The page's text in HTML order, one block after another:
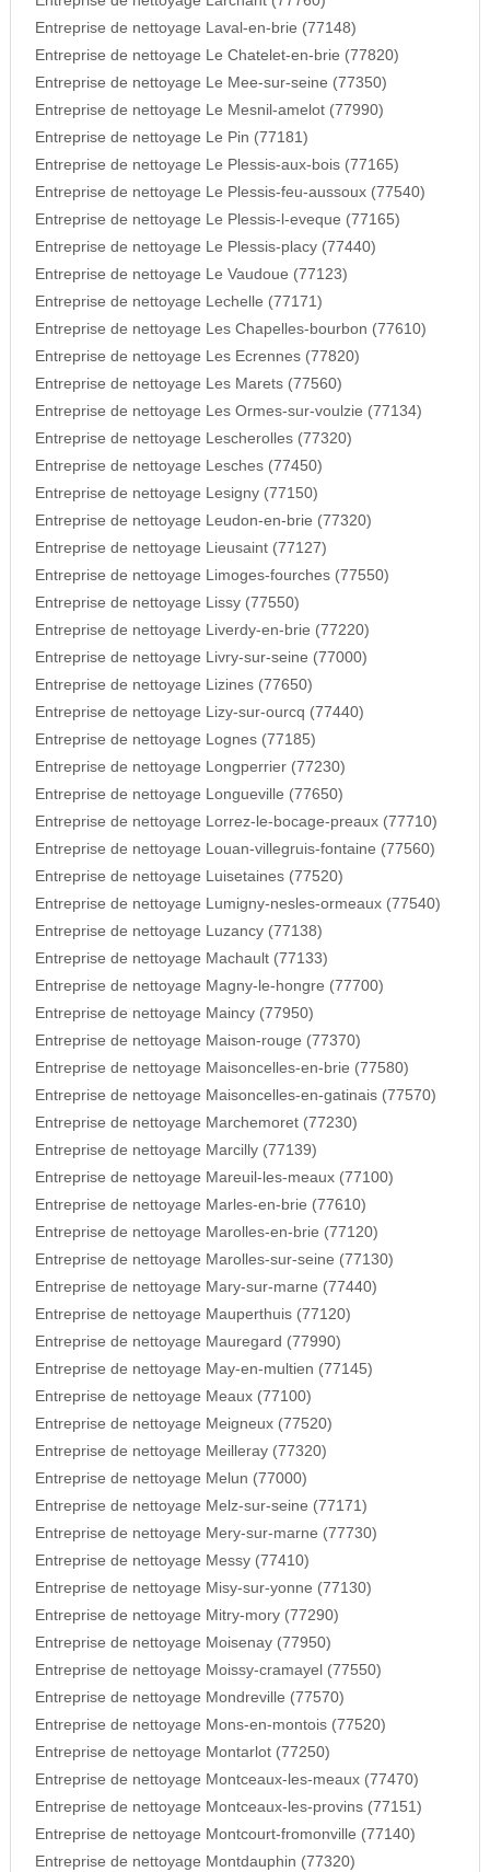
Entreprise de nettoyage Laval-en-brie (77148)
Entreprise de nettoyage Le Chatelet-en-brie (77820)
Entreprise de nettoyage Le Mee-sur-seine (77350)
Entreprise de nettoyage Le Mesnil-amelot (77990)
Entreprise de nettoyage Le Pin (77181)
Entreprise de nettoyage Le Plessis-aux-bois (77165)
Entreprise de nettoyage Le Plessis-feu-aussoux (77540)
Entreprise de nettoyage Le Plessis-l-eveque (77165)
Entreprise de nettoyage Le Plessis-placy (77440)
Entreprise de nettoyage Le Vaudoue (77123)
Entreprise de nettoyage Lechelle (77171)
Entreprise de nettoyage Les Chapelles-bourbon (77610)
Entreprise de nettoyage Les Ecrennes (77820)
Entreprise de nettoyage Les Marets (77560)
Entreprise de nettoyage Les Ormes-sur-voulzie (77134)
Entreprise de nettoyage Lescherolles (77320)
Entreprise de nettoyage Lesches (77450)
Entreprise de nettoyage Lesigny (77150)
Entreprise de nettoyage Leudon-en-brie (77320)
Entreprise de nettoyage Lieusaint (77127)
Entreprise de nettoyage Limoges-fourches (77550)
Entreprise de nettoyage Lissy (77550)
Entreprise de nettoyage Liverdy-en-brie (77220)
Entreprise de nettoyage Livry-sur-seine (77000)
Entreprise de nettoyage Lizines (77650)
Entreprise de nettoyage Lizy-sur-ourcq (77440)
Entreprise de nettoyage Lognes (77185)
Entreprise de nettoyage Longperrier (77230)
Entreprise de nettoyage Longueville (77650)
Entreprise de nettoyage Lorrez-le-bocage-preaux (77710)
Entreprise de nettoyage Louan-villegruis-fontaine (77560)
Entreprise de nettoyage Luisetaines (77520)
Entreprise de nettoyage Lumigny-nesles-ormeaux (77540)
Entreprise de nettoyage Luzancy (77138)
Entreprise de nettoyage Machault (77133)
Entreprise de nettoyage Magny-le-hongre (77700)
Entreprise de nettoyage Maincy (77950)
Entreprise de nettoyage Maison-rouge (77370)
Entreprise de nettoyage Maisoncelles-en-brie (77580)
Entreprise de nettoyage Maisoncelles-en-gatinais (77570)
Entreprise de nettoyage Marchemoret (77230)
Entreprise de nettoyage Marcilly (77139)
Entreprise de nettoyage Mareuil-les-meaux (77100)
Entreprise de nettoyage Marles-en-brie (77610)
Entreprise de nettoyage Marolles-en-brie (77120)
Entreprise de nettoyage Marolles-sur-seine (77130)
Entreprise de nettoyage Mary-sur-marne (77440)
Entreprise de nettoyage Mauperthuis (77120)
Entreprise de nettoyage Mauregard (77990)
Entreprise de nettoyage May-en-multien (77145)
Entreprise de nettoyage Meaux (77100)
Entreprise de nettoyage Meigneux (77520)
Entreprise de nettoyage Meilleray (77320)
Entreprise de nettoyage Melun (77000)
Entreprise de nettoyage Melz-sur-seine (77171)
Entreprise de nettoyage Mery-sur-marne (77730)
Entreprise de nettoyage Messy (77410)
Entreprise de nettoyage Misy-sur-yonne (77130)
Entreprise de nettoyage Mitry-mory (77290)
Entreprise de nettoyage Moisenay (77950)
Entreprise de nettoyage Moissy-cramayel (77550)
Entreprise de nettoyage Mondreville (77570)
Entreprise de nettoyage Mons-en-montois (77520)
Entreprise de nettoyage Montarlot (77250)
Entreprise de nettoyage Montceaux-les-meaux (77470)
Entreprise de nettoyage Montceaux-les-provins (77151)
Entreprise de nettoyage Montcourt-fromonville (77140)
Entreprise de nettoyage Montdauphin (77320)